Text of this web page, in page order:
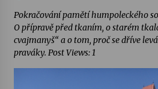
Pokračování pamětí humpoleckého
O přípravě před tkaním, o starém
cvajmanyš“ a o tom, proč se dříve
praváky. Post Views: 1